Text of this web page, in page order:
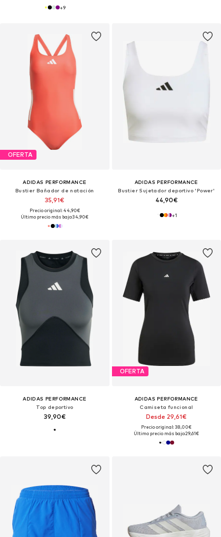
+9
OFERTA
ADIDAS PERFORMANCE
Bustier Bañador de natación
35,91€
Precio original: 44,90€
Último precio más bajo:34,90€
ADIDAS PERFORMANCE
Bustier Sujetador deportivo 'Power'
44,90€
+1
ADIDAS PERFORMANCE
Top deportivo
39,90€
OFERTA
ADIDAS PERFORMANCE
Camiseta funcional
Desde 29,61€
Precio original: 38,00€
Último precio más bajo:29,61€